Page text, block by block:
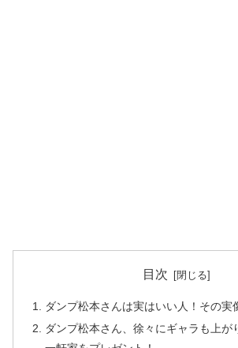
目次
ダンプ松本さんは実はいい人！その実
ダンプ松本さん、徐々にギャラも上が